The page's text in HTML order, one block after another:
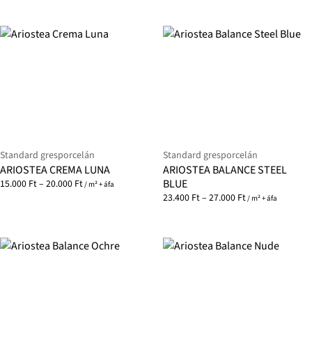
Standard gresporcelán
ARIOSTEA CREMA LUNA
15.000 Ft– 20.000 Ft/ m² + áfa
Standard gresporcelán
ARIOSTEA BALANCE STEEL
BLUE
23.400 Ft– 27.000 Ft/ m² + áfa